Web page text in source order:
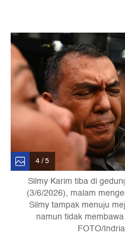
4 / 5
Silmy Karim tiba di
(3/6/2026), malam
Silmy tampak menuju
namun tidak
FOTO/